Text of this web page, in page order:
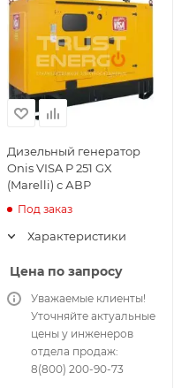
Дизельный генератор
Onis VISA P 251 GX
(Marelli) с АВР
Под заказ
Характеристики
Цена по запросу
Уважаемые клиенты!
Уточняйте актуальные
цены у инженеров
отдела продаж:
8(800) 200-90-73